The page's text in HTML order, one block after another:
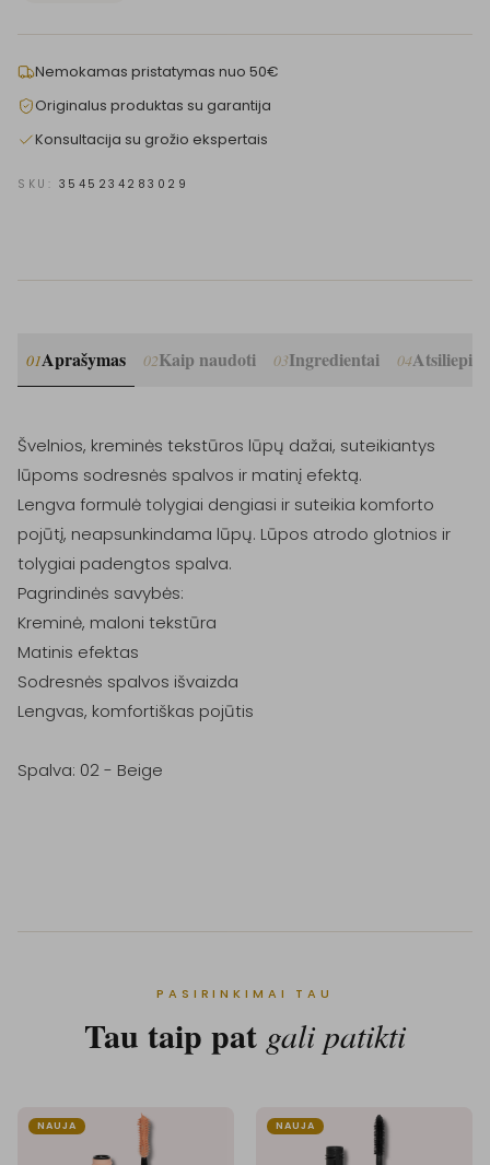
Nemokamas pristatymas nuo 50€
Originalus produktas su garantija
Konsultacija su grožio ekspertais
SKU: 3545234283029
01Aprašymas 02Kaip naudoti 03Ingredientai 04
Švelnios, kreminės tekstūros lūpų dažai, suteikiantys
lūpoms sodresnės spalvos ir matinį efektą.
Lengva formulė tolygiai dengiasi ir suteikia komforto
pojūtį, neapsunkindama lūpų. Lūpos atrodo glotnios ir
tolygiai padengtos spalva.
Pagrindinės savybės:
Kreminė, maloni tekstūra
Matinis efektas
Sodresnės spalvos išvaizda
Lengvas, komfortiškas pojūtis
Spalva: 02 - Beige
PASIRINKIMAI TAU
Tau taip pat gali patikti
NAUJA NAUJA